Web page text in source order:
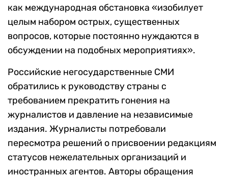
как международная обстановка «изобилует
целым набором острых, существенных
вопросов, которые постоянно нуждаются в
обсуждении на подобных мероприятиях».
Российские негосударственные СМИ
обратились к руководству страны с
требованием прекратить гонения на
журналистов и давление на независимые
издания. Журналисты потребовали
пересмотра решений о присвоении редакциям
статусов нежелательных организаций и
иностранных агентов. Авторы обращения